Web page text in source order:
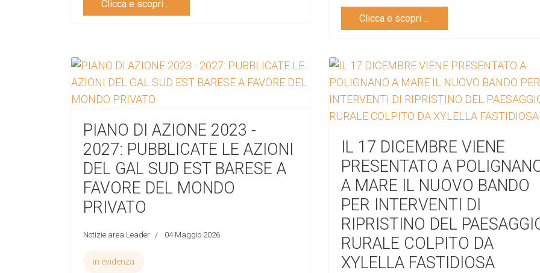
Clicca e scopri …
Clicca e scopri …
PIANO DI AZIONE 2023 -
2027: PUBBLICATE LE AZIONI
DEL GAL SUD EST BARESE A
FAVORE DEL MONDO
PRIVATO
Notizie area Leader 04 Maggio 2026
in evidenza
IL 17 DICEMBRE VIENE
PRESENTATO A
A MARE IL NUOVO BANDO
PER INTERVENTI DI
RIPRISTINO DEL
RURALE COLPITO DA
XYLELLA FASTIDIOSA